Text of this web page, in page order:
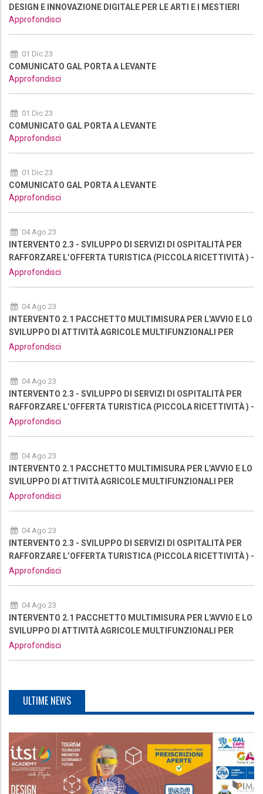
DESIGN E INNOVAZIONE DIGITALE PER LE ARTI E I MESTIERI
Approfondisci
01 Dic 23
COMUNICATO GAL PORTA A LEVANTE
Approfondisci
01 Dic 23
COMUNICATO GAL PORTA A LEVANTE
Approfondisci
01 Dic 23
COMUNICATO GAL PORTA A LEVANTE
Approfondisci
04 Ago 23
INTERVENTO 2.3 - SVILUPPO DI SERVIZI DI OSPITALITÀ PER
RAFFORZARE L’OFFERTA TURISTICA (PICCOLA RICETTIVITÀ ) -
NUOVA RIAPERTURA
Approfondisci
04 Ago 23
INTERVENTO 2.1 PACCHETTO MULTIMISURA PER L'AVVIO E LO
SVILUPPO DI ATTIVITÀ AGRICOLE MULTIFUNZIONALI PER
RAFFORZARE L’OFFERTA TURISTICA DELL'AREA - NUOVA
Approfondisci
04 Ago 23
INTERVENTO 2.3 - SVILUPPO DI SERVIZI DI OSPITALITÀ PER
RAFFORZARE L’OFFERTA TURISTICA (PICCOLA RICETTIVITÀ ) -
NUOVA RIAPERTURA
Approfondisci
04 Ago 23
INTERVENTO 2.1 PACCHETTO MULTIMISURA PER L'AVVIO E LO
SVILUPPO DI ATTIVITÀ AGRICOLE MULTIFUNZIONALI PER
RAFFORZARE L’OFFERTA TURISTICA DELL'AREA - NUOVA
Approfondisci
04 Ago 23
INTERVENTO 2.3 - SVILUPPO DI SERVIZI DI OSPITALITÀ PER
RAFFORZARE L’OFFERTA TURISTICA (PICCOLA RICETTIVITÀ ) -
NUOVA RIAPERTURA
Approfondisci
04 Ago 23
INTERVENTO 2.1 PACCHETTO MULTIMISURA PER L'AVVIO E LO
SVILUPPO DI ATTIVITÀ AGRICOLE MULTIFUNZIONALI PER
RAFFORZARE L’OFFERTA TURISTICA DELL'AREA - NUOVA
Approfondisci
ULTIME NEWS